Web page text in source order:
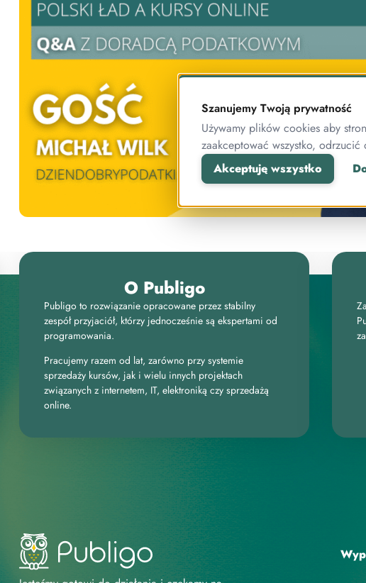
O Publigo
Publigo to rozwiązanie opracowane przez stabilny
zespół przyjaciół, którzy jednocześnie są ekspertami od
programowania.
Pracujemy razem od lat, zarówno przy systemie
sprzedaży kursów, jak i wielu innych projektach
związanych z internetem, IT, elektroniką czy sprzedażą
online.
Szanujemy Twoją prywatność
Używamy plików cookies aby
zaakceptować wszystko,
Akceptuję wszystko